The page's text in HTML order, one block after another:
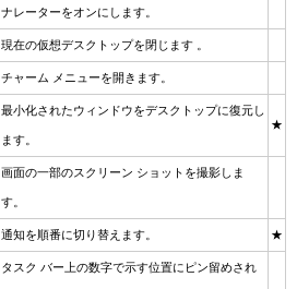
ナレーターをオンにします。
現在の仮想デスクトップを閉じます 。
チャーム メニューを開きます。
最小化されたウィンドウをデスクトップに復元し
ます。
★
画面の一部のスクリーン ショットを撮影しま
す。
通知を順番に切り替えます。 ★
タスク バー上の数字で示す位置にピン留めされ